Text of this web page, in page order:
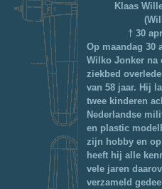
Klaas
† 30
Op maandag 30
Wilko Jonker na
ziekbed
van 58 jaar. Hij
twee kinderen
Nederlandse
en plastic
zijn hobby en
heeft hij alle
vele jaren
verzameld